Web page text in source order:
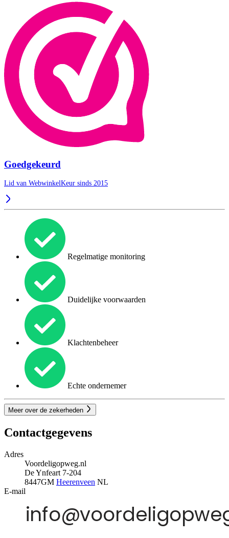
Goedgekeurd
Lid van WebwinkelKeur sinds 2015
Regelmatige monitoring
Duidelijke voorwaarden
Klachtenbeheer
Echte ondernemer
Meer over de zekerheden
Contactgegevens
Adres
Voordeligopweg.nl
De Ynfeart 7-204
8447GM Heerenveen NL
E-mail